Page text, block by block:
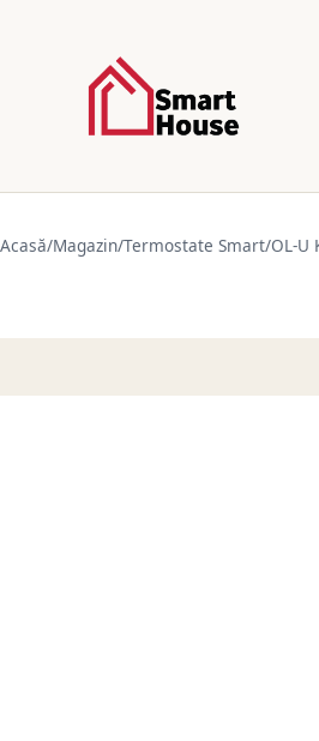
Acasă/Magazin/Termostate Smart/OL-U